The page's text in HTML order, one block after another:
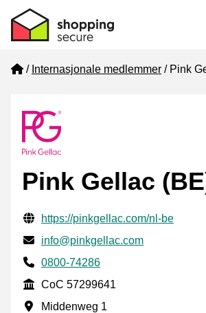
Home
Internasjonale medlemmer Pink
Pink Gellac
Verifisert kontaktinformasjon
Website URL
https://pinkgellac.com/nl-be
E-post
info@pinkgellac.com
Phone number
0800-74286
CoC
CoC 57299641
Forretningsadresse
Middenweg 1